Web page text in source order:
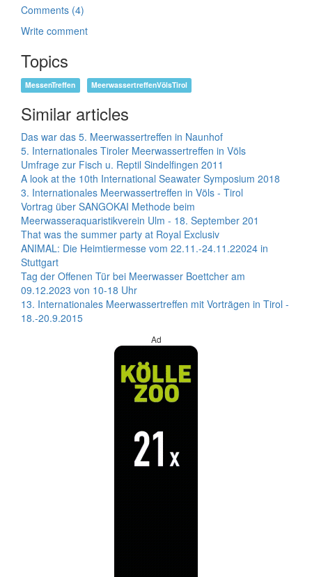
Comments (4)
Write comment
Topics
MessenTreffen MeerwassertreffenVölsTirol
Similar articles
Das war das 5. Meerwassertreffen in Naunhof
5. Internationales Tiroler Meerwassertreffen in Völs
Umfrage zur Fisch u. Reptil Sindelfingen 2011
A look at the 10th International Seawater Symposium 2018
3. Internationales Meerwassertreffen in Völs - Tirol
Vortrag über SANGOKAI Methode beim
Meerwasseraquaristikverein Ulm - 18. September 201
That was the summer party at Royal Exclusiv
ANIMAL: Die Heimtiermesse vom 22.11.-24.11.22024 in
Stuttgart
Tag der Offenen Tür bei Meerwasser Boettcher am
09.12.2023 von 10-18 Uhr
13. Internationales Meerwassertreffen mit Vorträgen in Tirol -
18.-20.9.2015
Ad